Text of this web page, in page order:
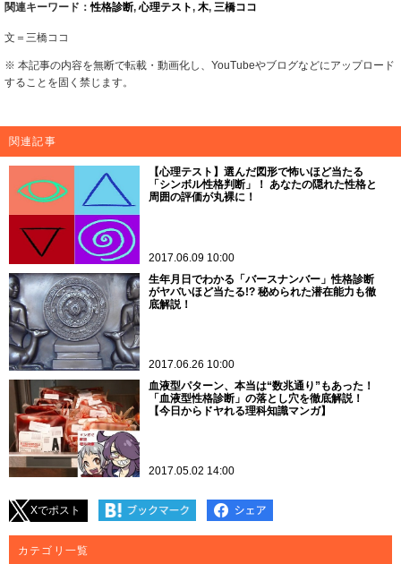
関連キーワード：性格診断,心理テスト, 木, 三橋ココ
文＝三橋ココ
※ 本記事の内容を無断で転載・動画化し、YouTubeやブログなどにアップロード
することを固く禁じます。
関連記事
【心理テスト】選んだ図形で怖いほど当たる
「シンボル性格判断」！ あなたの隠れた性格と
周囲の評価が丸裸に！
2017.06.09 10:00
生年月日でわかる「バースナンバー」性格診断
がヤバいほど当たる!? 秘められた潜在能力も徹
底解説！
2017.06.26 10:00
血液型パターン、本当は“数兆通り”もあった！
「血液型性格診断」の落とし穴を徹底解説！
【今日からドヤれる理科知識マンガ】
2017.05.02 14:00
Xでポスト
カテゴリ一覧